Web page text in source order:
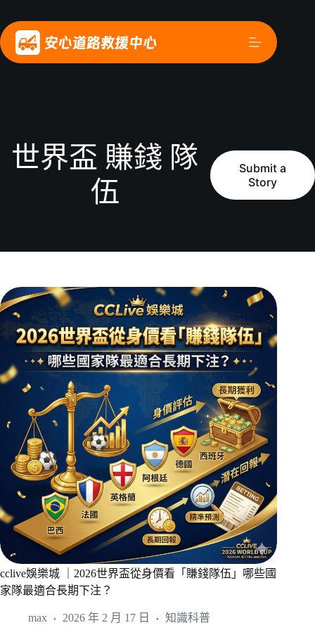
世界盃 賺錢 隊
伍
Submit a
Story
cclive娛樂城 ｜2026世界盃從身價看「賺錢隊伍」哪些國
家隊最適合長期下注？
max 2026 年 2 月 17 日 知識科普